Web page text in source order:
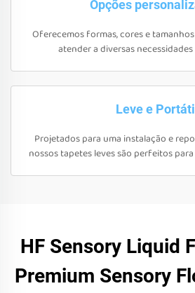
Opções
Oferecemos formas, cores e
atender a diversas
Leve e Portátil
Projetados para uma instalação e
nossos tapetes leves são perfeitos
HF Sensory Liquid
Premium Sensory